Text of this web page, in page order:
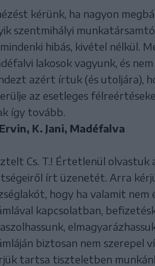
kérünk, ha nagyon
szentmihályi
hibás, kivétel nélkül.
lakosok vagyunk, és
azért írtuk (és utoljára),
az esetleges
így tovább.
K. Jani, Madéfalva
Cs. T.! Értetlenül olvastuk
írt üzenetét. Arra
hogy ha valamit
kapcsolatban,
biztosan nem szerepel
tartsa tiszteletben